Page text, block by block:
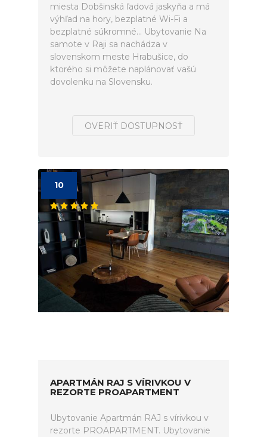
miesta Dobšinská ľadová jaskyňa a má
výhľad na hory, bezplatné Wi-Fi a
bezplatné súkromné... Ubytovanie Na
samote v Raji sa nachádza v
slovenskom meste Hrabušice, do
ktorého si môžete naplánovať vašú
dovolenku na Slovensku.
OVERIŤ DOSTUPNOSŤ
10
APARTMÁN RAJ S VÍRIVKOU V
REZORTE PROAPARTMENT
Ubytovanie Apartmán RAJ s vírivkou v
rezorte PROAPARTMENT. Ubytovanie